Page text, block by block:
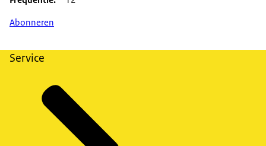
Abonneren
Service